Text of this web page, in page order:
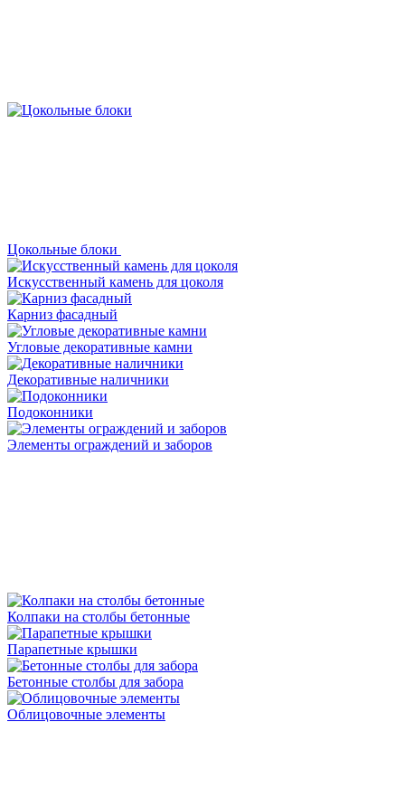
Цокольные блоки
Искусственный камень для цоколя
Карниз фасадный
Угловые декоративные камни
Декоративные наличники
Подоконники
Элементы ограждений и заборов
Колпаки на столбы бетонные
Парапетные крышки
Бетонные столбы для забора
Облицовочные элементы